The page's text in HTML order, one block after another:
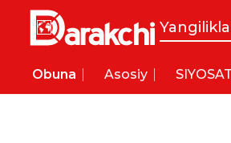
Obuna Asosiy SIYOSAT